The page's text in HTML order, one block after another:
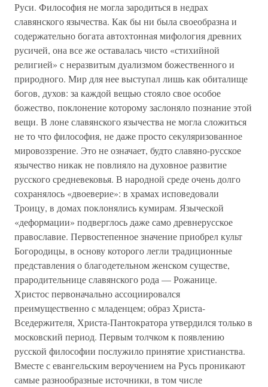
Руси. Философия не могла зародиться в недрах
славянского язычества. Как бы ни была своеобразна и
содержательно богата автохтонная мифология древних
русичей, она все же оставалась чисто «стихийной
религией» с неразвитым дуализмом божественного и
природного. Мир для нее выступал лишь как обиталище
богов, духов: за каждой вещью стояло свое особое
божество, поклонение которому заслоняло познание этой
вещи. В лоне славянского язычества не могла сложиться
не то что философия, не даже просто секуляризованное
мировоззрение. Это не означает, будто славяно-русское
язычество никак не повлияло на духовное развитие
русского средневековья. В народной среде очень долго
сохранялось «двоеверие»: в храмах исповедовали
Троицу, в домах поклонялись кумирам. Языческой
«деформации» подверглось даже само древнерусское
православие. Первостепенное значение приобрел культ
Богородицы, в основу которого легли традиционные
представления о благодетельном женском существе,
прародительнице славянского рода — Рожанице.
Христос первоначально ассоциировался
преимущественно с младенцем; образ Христа-
Вседержителя, Христа-Пантократора утвердился только в
московский период. Первым толчком к появлению
русской философии послужило принятие христианства.
Вместе с евангельским вероучением на Русь проникают
самые разнообразные источники, в том числе